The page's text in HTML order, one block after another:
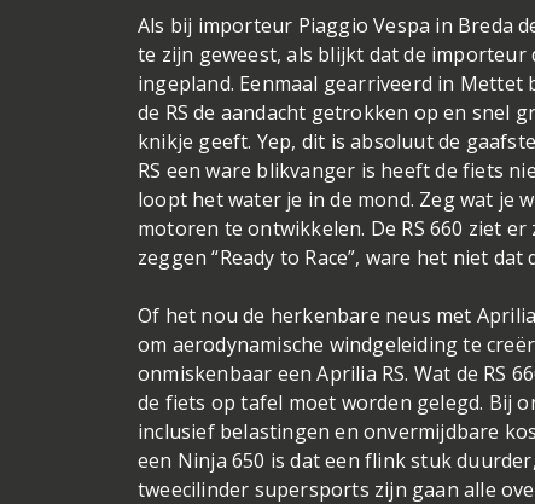
Als bij importeur Piaggio Vespa in Breda
te zijn geweest, als blijkt dat de
ingepland. Eenmaal gearriveerd in
de RS de aandacht getrokken op en snel
knikje geeft. Yep, dit is absoluut de
RS een ware blikvanger is heeft de fiets
loopt het water je in de mond. Zeg wat je
motoren te ontwikkelen. De RS 660 ziet
zeggen “Ready to Race”, ware het niet
Of het nou de herkenbare neus met
om aerodynamische windgeleiding te
onmiskenbaar een Aprilia RS. Wat de RS
de fiets op tafel moet worden gelegd. Bij
inclusief belastingen en onvermijdbare
een Ninja 650 is dat een flink stuk
tweecilinder supersports zijn gaan alle